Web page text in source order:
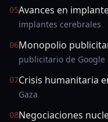
05Avances en
implantes cerebrales
06Monopolio
publicitario de Google
07Crisis humanitaria
Gaza
08Negociaciones